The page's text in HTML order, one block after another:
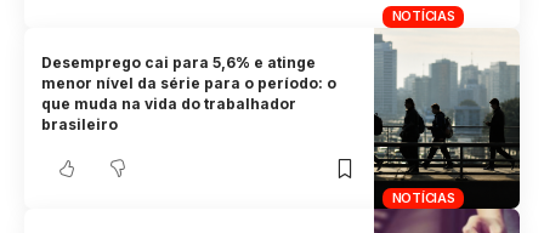
NOTÍCIAS
NOTÍCIAS
Desemprego cai para 5,6% e atinge
menor nível da série para o período: o
que muda na vida do trabalhador
brasileiro